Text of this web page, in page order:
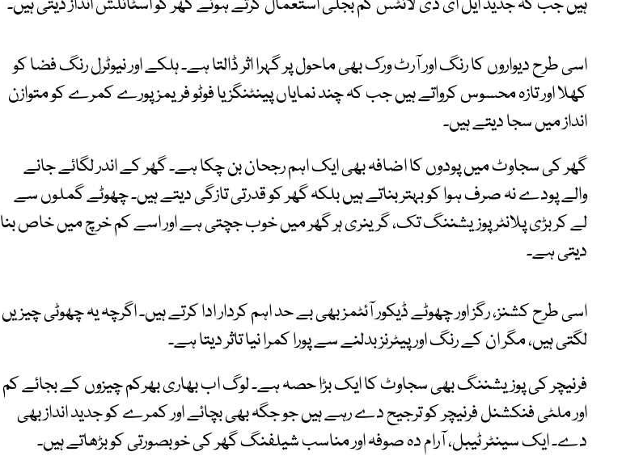
اسی طرح دیواروں کا رنگ اور آرٹ ورک بھی ماحول پر گہرا اثر ڈالتا ہے۔ ہلکے اور نیوٹرل رنگ فضا کو
کھلا اور تازہ محسوس کرواتے ہیں جب کہ چند نمایاں پینٹنگز یا فوٹو فریمز پورے کمرے کو متوازن
انداز میں سجا دیتے ہیں۔
گھر کی سجاوٹ میں پودوں کا اضافہ بھی ایک اہم رجحان بن چکا ہے۔ گھر کے اندر لگائے جانے
والے پودے نہ صرف ہوا کو بہتر بناتے ہیں بلکہ گھر کو قدرتی تازگی دیتے ہیں۔ چھوٹے گملوں سے
لے کر بڑی پلانٹر پوزیشننگ تک، گرینری ہر گھر میں خوب جچتی ہے اور اسے کم خرچ میں خاص بنا
دیتی ہے۔
اسی طرح کشنز، رگز اور چھوٹے ڈیکور آئٹمز بھی بے حد اہم کردار ادا کرتے ہیں۔ اگرچہ یہ چھوٹی چیزیں
لگتی ہیں، مگر ان کے رنگ اور پیٹرنز بدلنے سے پورا کمرا نیا تاثر دیتا ہے۔
فرنیچر کی پوزیشننگ بھی سجاوٹ کا ایک بڑا حصہ ہے۔ لوگ اب بھاری بھرکم چیزوں کے بجائے کم
اور ملٹی فنکشنل فرنیچر کو ترجیح دے رہے ہیں جو جگہ بھی بچائے اور کمرے کو جدید انداز بھی
دے۔ ایک سینٹر ٹیبل، آرام دہ صوفہ اور مناسب شیلفنگ گھر کی خوبصورتی کو بڑھاتے ہیں۔